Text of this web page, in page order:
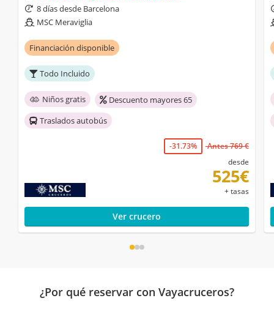
8 días desde Barcelona
MSC Meraviglia
Financiación disponible
Todo Incluido
Niños gratis
Descuento mayores 65
Traslados autobús
-31.73%
Antes 769 €
desde
525€
+ tasas
Ver crucero
¿Por qué reservar con Vayacruceros?